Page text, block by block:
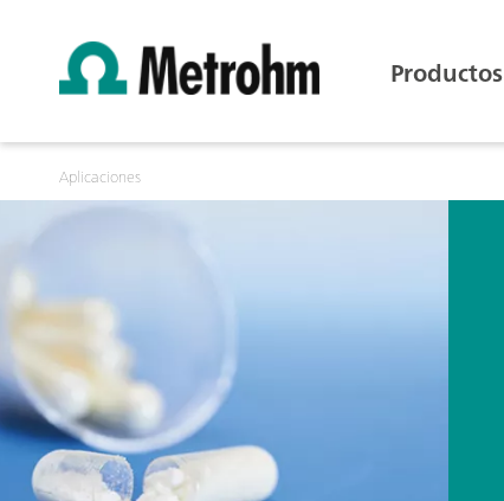
Productos
Aplicaciones